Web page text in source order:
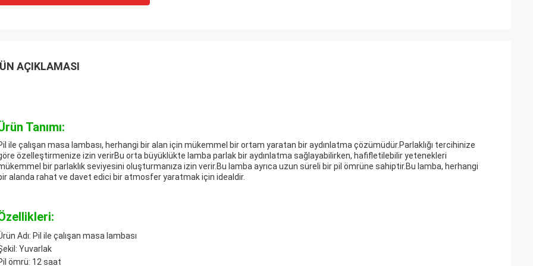
AÇIKLAMASI
Tanımı:
ile çalışan masa lambası, herhangi bir alan için mükemmel bir ortam yaratan bir aydınlatma çözümüdür.Parlaklığı tercihinize
özelleştirmenize izin verirBu orta büyüklükte lamba parlak bir aydınlatma sağlayabilirken, hafifletilebilir yetenekleri
bir parlaklık seviyesini oluşturmanıza izin verir.Bu lamba ayrıca uzun süreli bir pil ömrüne sahiptir.Bu lamba, herhangi
alanda rahat ve davet edici bir atmosfer yaratmak için idealdir.
Adı: Pil ile çalışan masa lambası
Yuvarlak
ömrü: 12 saat